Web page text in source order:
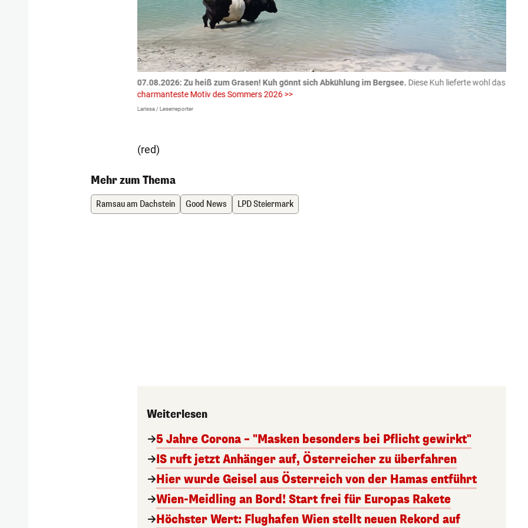
07.08.2026: Zu heiß zum Grasen! Kuh gönnt sich Abkühlung im Bergsee. Diese Kuh lieferte wohl das
charmanteste Motiv des Sommers 2026 >>
Larissa / Leserreporter
(red)
Mehr zum Thema
Ramsau am Dachstein Good News LPD Steiermark
Weiterlesen
5 Jahre Corona – "Masken besonders bei Pflicht gewirkt"
IS ruft jetzt Anhänger auf, Österreicher zu überfahren
Hier wurde Geisel aus Österreich von der Hamas entführt
Wien-Meidling an Bord! Start frei für Europas Rakete
Höchster Wert: Flughafen Wien stellt neuen Rekord auf